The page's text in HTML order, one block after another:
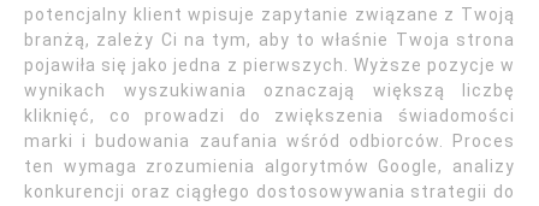
potencjalny klient wpisuje zapytanie związane z Twoją
branżą, zależy Ci na tym, aby to właśnie Twoja strona
pojawiła się jako jedna z pierwszych. Wyższe pozycje w
wynikach wyszukiwania oznaczają większą liczbę
kliknięć, co prowadzi do zwiększenia świadomości
marki i budowania zaufania wśród odbiorców. Proces
ten wymaga zrozumienia algorytmów Google, analizy
konkurencji oraz ciągłego dostosowywania strategii do